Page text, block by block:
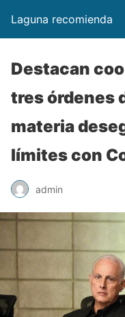
Laguna recomienda
Destacan
tres órdenes
materia
límites con
admin